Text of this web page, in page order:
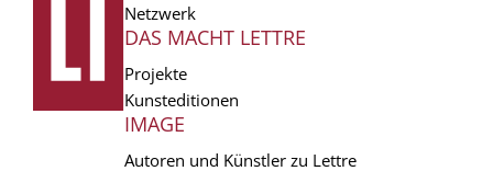
Netzwerk
DAS MACHT LETTRE
Projekte
Kunsteditionen
IMAGE
Autoren und Künstler zu Lettre